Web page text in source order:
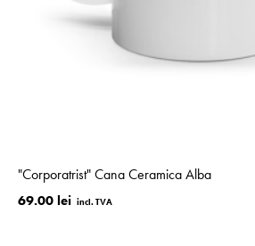
"Corporatrist" Cana Ceramica Alba
69.00 lei